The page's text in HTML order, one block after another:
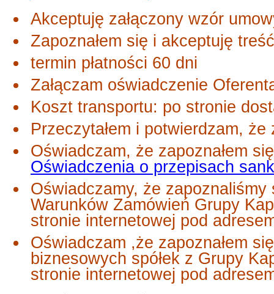
Akceptuję załączony wzór
Zapoznałem się i akceptuję
termin płatności 60 dni
Załączam oświadczenie
Koszt transportu: po stronie
Przeczytałem i potwierdzam,
Oświadczam, że zapoznałem
Oświadczenia o przepisach
Oświadczamy, że
Warunków Zamówień Grupy
stronie internetowej pod
Oświadczam ,że zapoznałem
biznesowych spółek z Grupy
stronie internetowej pod